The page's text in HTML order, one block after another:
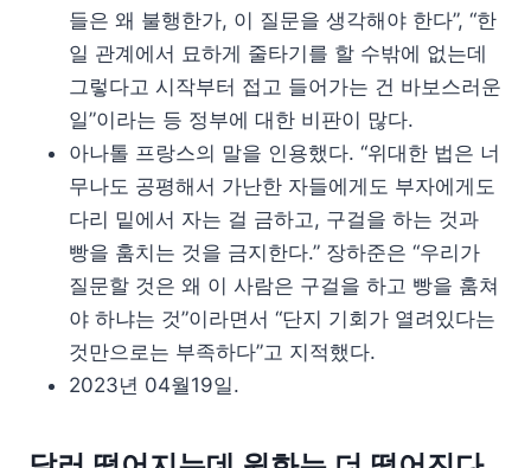
들은 왜 불행한가, 이 질문을 생각해야 한다”, “한
일 관계에서 묘하게 줄타기를 할 수밖에 없는데
그렇다고 시작부터 접고 들어가는 건 바보스러운
일”이라는 등 정부에 대한 비판이 많다.
아나톨 프랑스의 말을 인용했다. “위대한 법은 너
무나도 공평해서 가난한 자들에게도 부자에게도
다리 밑에서 자는 걸 금하고, 구걸을 하는 것과
빵을 훔치는 것을 금지한다.” 장하준은 “우리가
질문할 것은 왜 이 사람은 구걸을 하고 빵을 훔쳐
야 하냐는 것”이라면서 “단지 기회가 열려있다는
것만으로는 부족하다”고 지적했다.
2023년 04월19일.